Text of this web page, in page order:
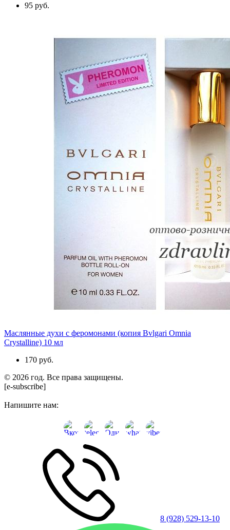
95 руб.
Маслянные духи с феромонами (копия Bvlgari Omnia
Crystalline) 10 мл
170 руб.
© 2026 год. Все права защищены.
[e-subscribe]
Напишите нам:
8 (928) 529-13-10